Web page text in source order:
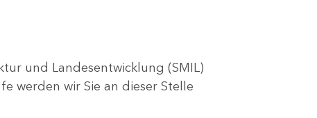
und Landesentwicklung (SMIL)
werden wir Sie an dieser Stelle